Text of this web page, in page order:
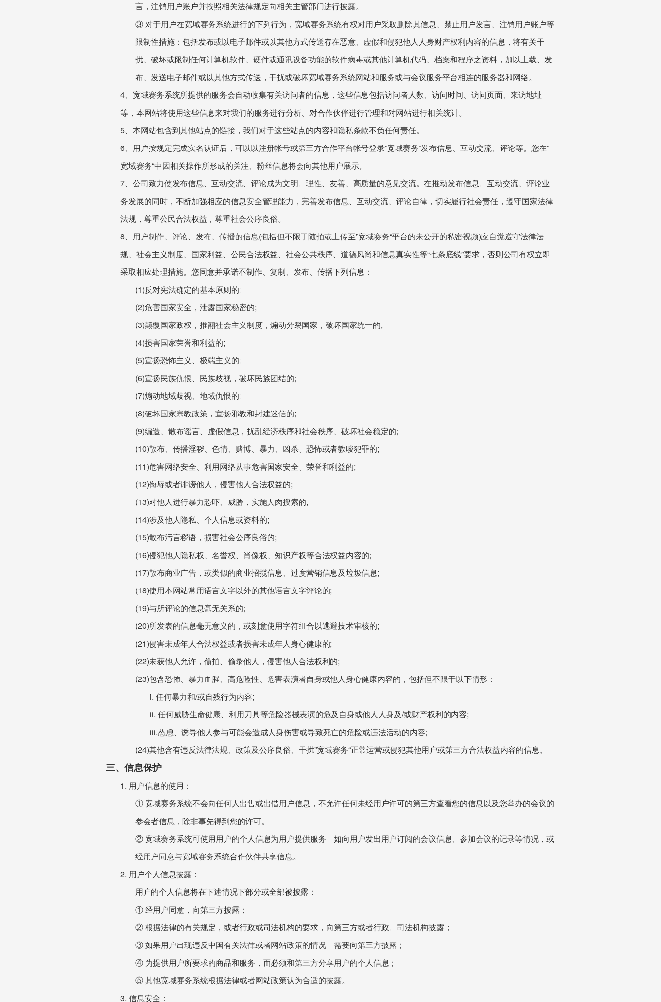
言，注销用户账户并按照相关法律规定向相关主管部门进行披露。
③ 对于用户在宽域赛务系统进行的下列行为，宽域赛务系统有权对用户采取删除其信息、禁止用户发言、注销用户账户等
限制性措施：包括发布或以电子邮件或以其他方式传送存在恶意、虚假和侵犯他人人身财产权利内容的信息，将有关干
扰、破坏或限制任何计算机软件、硬件或通讯设备功能的软件病毒或其他计算机代码、档案和程序之资料，加以上载、发
布、发送电子邮件或以其他方式传送，干扰或破坏宽域赛务系统网站和服务或与会议服务平台相连的服务器和网络。
4、宽域赛务系统所提供的服务会自动收集有关访问者的信息，这些信息包括访问者人数、访问时间、访问页面、来访地址
等，本网站将使用这些信息来对我们的服务进行分析、对合作伙伴进行管理和对网站进行相关统计。
5、本网站包含到其他站点的链接，我们对于这些站点的内容和隐私条款不负任何责任。
6、用户按规定完成实名认证后，可以以注册帐号或第三方合作平台帐号登录”宽域赛务“发布信息、互动交流、评论等。您在”
宽域赛务“中因相关操作所形成的关注、粉丝信息将会向其他用户展示。
7、公司致力使发布信息、互动交流、评论成为文明、理性、友善、高质量的意见交流。在推动发布信息、互动交流、评论业
务发展的同时，不断加强相应的信息安全管理能力，完善发布信息、互动交流、评论自律，切实履行社会责任，遵守国家法律
法规，尊重公民合法权益，尊重社会公序良俗。
8、用户制作、评论、发布、传播的信息(包括但不限于随拍或上传至”宽域赛务“平台的未公开的私密视频)应自觉遵守法律法
规、社会主义制度、国家利益、公民合法权益、社会公共秩序、道德风尚和信息真实性等“七条底线”要求，否则公司有权立即
采取相应处理措施。您同意并承诺不制作、复制、发布、传播下列信息：
(1)反对宪法确定的基本原则的;
(2)危害国家安全，泄露国家秘密的;
(3)颠覆国家政权，推翻社会主义制度，煽动分裂国家，破坏国家统一的;
(4)损害国家荣誉和利益的;
(5)宣扬恐怖主义、极端主义的;
(6)宣扬民族仇恨、民族歧视，破坏民族团结的;
(7)煽动地域歧视、地域仇恨的;
(8)破坏国家宗教政策，宣扬邪教和封建迷信的;
(9)编造、散布谣言、虚假信息，扰乱经济秩序和社会秩序、破坏社会稳定的;
(10)散布、传播淫秽、色情、赌博、暴力、凶杀、恐怖或者教唆犯罪的;
(11)危害网络安全、利用网络从事危害国家安全、荣誉和利益的;
(12)侮辱或者诽谤他人，侵害他人合法权益的;
(13)对他人进行暴力恐吓、威胁，实施人肉搜索的;
(14)涉及他人隐私、个人信息或资料的;
(15)散布污言秽语，损害社会公序良俗的;
(16)侵犯他人隐私权、名誉权、肖像权、知识产权等合法权益内容的;
(17)散布商业广告，或类似的商业招揽信息、过度营销信息及垃圾信息;
(18)使用本网站常用语言文字以外的其他语言文字评论的;
(19)与所评论的信息毫无关系的;
(20)所发表的信息毫无意义的，或刻意使用字符组合以逃避技术审核的;
(21)侵害未成年人合法权益或者损害未成年人身心健康的;
(22)未获他人允许，偷拍、偷录他人，侵害他人合法权利的;
(23)包含恐怖、暴力血腥、高危险性、危害表演者自身或他人身心健康内容的，包括但不限于以下情形：
i. 任何暴力和/或自残行为内容;
ii. 任何威胁生命健康、利用刀具等危险器械表演的危及自身或他人人身及/或财产权利的内容;
iii.怂恿、诱导他人参与可能会造成人身伤害或导致死亡的危险或违法活动的内容;
(24)其他含有违反法律法规、政策及公序良俗、干扰”宽域赛务“正常运营或侵犯其他用户或第三方合法权益内容的信息。
三、信息保护
1. 用户信息的使用：
① 宽域赛务系统不会向任何人出售或出借用户信息，不允许任何未经用户许可的第三方查看您的信息以及您举办的会议的
参会者信息，除非事先得到您的许可。
② 宽域赛务系统可使用用户的个人信息为用户提供服务，如向用户发出用户订阅的会议信息、参加会议的记录等情况，或
经用户同意与宽域赛务系统合作伙伴共享信息。
2. 用户个人信息披露：
用户的个人信息将在下述情况下部分或全部被披露：
① 经用户同意，向第三方披露；
② 根据法律的有关规定，或者行政或司法机构的要求，向第三方或者行政、司法机构披露；
③ 如果用户出现违反中国有关法律或者网站政策的情况，需要向第三方披露；
④ 为提供用户所要求的商品和服务，而必须和第三方分享用户的个人信息；
⑤ 其他宽域赛务系统根据法律或者网站政策认为合适的披露。
3. 信息安全：